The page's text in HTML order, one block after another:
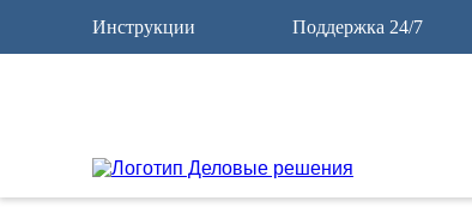
Инструкции Поддержка 24/7